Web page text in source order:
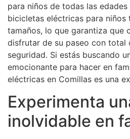
para niños de todas las
bicicletas eléctricas para niños
tamaños, lo que garantiza que
disfrutar de su paseo con total
seguridad. Si estás buscando
emocionante para hacer en
eléctricas en Comillas es una
Experimenta
inolvidable en